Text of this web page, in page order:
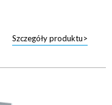
Szczegóły produktu>